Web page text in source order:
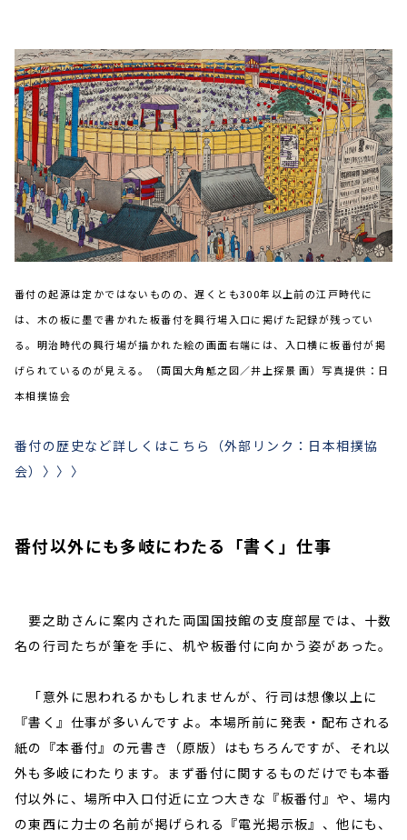
番付の起源は定かではないものの、遅くとも300年以上前の江戸時代に
は、木の板に墨で書かれた板番付を興行場入口に掲げた記録が残ってい
る。明治時代の興行場が描かれた絵の画面右端には、入口横に板番付が掲
げられているのが見える。（両国大角觝之図／井上探景 画）写真提供：日
本相撲協会
番付の歴史など詳しくはこちら（外部リンク：日本相撲協
会）〉〉〉
番付以外にも多岐にわたる「書く」仕事
要之助さんに案内された両国国技館の支度部屋では、十数
名の行司たちが筆を手に、机や板番付に向かう姿があった。
「意外に思われるかもしれませんが、行司は想像以上に
『書く』仕事が多いんですよ。本場所前に発表・配布される
紙の『本番付』の元書き（原版）はもちろんですが、それ以
外も多岐にわたります。まず番付に関するものだけでも本番
付以外に、場所中入口付近に立つ大きな『板番付』や、場内
の東西に力士の名前が掲げられる『電光掲示板』、他にも、